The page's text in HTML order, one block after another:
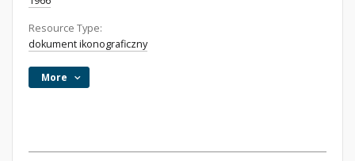
Resource Type:
dokument ikonograficzny
More